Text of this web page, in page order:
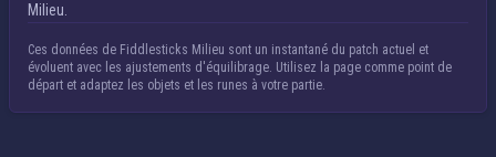
Milieu.
Ces données de Fiddlesticks Milieu sont un instantané du patch actuel et
évoluent avec les ajustements d'équilibrage. Utilisez la page comme point de
départ et adaptez les objets et les runes à votre partie.